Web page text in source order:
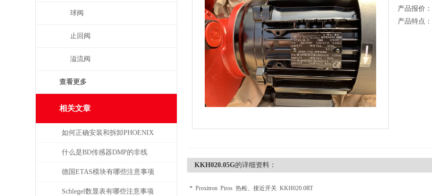
球阀
止回阀
溢流阀
查看更多
相关文章
如何正确安装和拆卸PHOENIX
菲尼克斯连接器？
什么是BD传感器DMP的非线
性，怎么产生的？
德国ETAS模块有哪些注意事项
Schlegel数显表有哪些注意事项
产品报价：
产品特点：
KKH020.05G的详细资料：
* Proxitron Piros 热检、接近开关 KKH020.0RT